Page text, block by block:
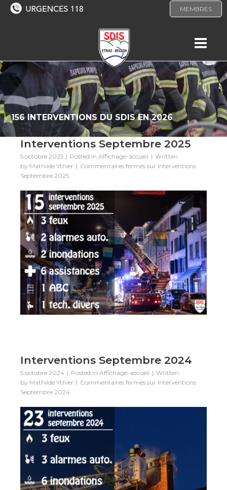
MEMBRES
156 INTERVENTIONS DU SDIS EN 2026
Interventions Septembre 2025
5 octobre 2025 Posted in Affichage-accueil
Written
by Mathilde Ythier Commentaires fermés sur Interventions
Septembre 2025
Interventions Septembre 2024
5 octobre 2024 Posted in Affichage-accueil
Written
by Mathilde Ythier Commentaires fermés sur Interventions
Septembre 2024